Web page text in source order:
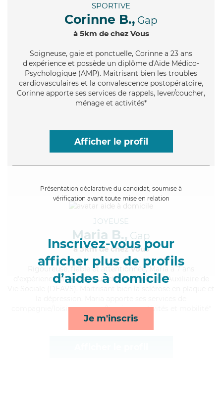
SPORTIVE
Corinne B., Gap
à 5km de chez Vous
Soigneuse, gaie et ponctuelle, Corinne a 23 ans
d'expérience et possède un diplôme d'Aide Médico-
Psychologique (AMP). Maitrisant bien les troubles
cardiovasculaires et la convalescence postopératoire,
Corinne apporte ses services de rappels, lever/coucher,
ménage et activités*
Afficher le profil
Présentation déclarative du candidat, soumise à
vérification avant toute mise en relation
Inscrivez-vous pour
afficher plus de profils
d’aides à domicile
Je m'inscris
JOYEUSE
Maria B., Gap
à 5km de chez Vous
, fiable et attentionnée, Maria a 7 ans
d'expérience et possède un diplôme d'État d'Auxiliaire de
compagnie/loisirs, courses/livraison, activités et mobilité*